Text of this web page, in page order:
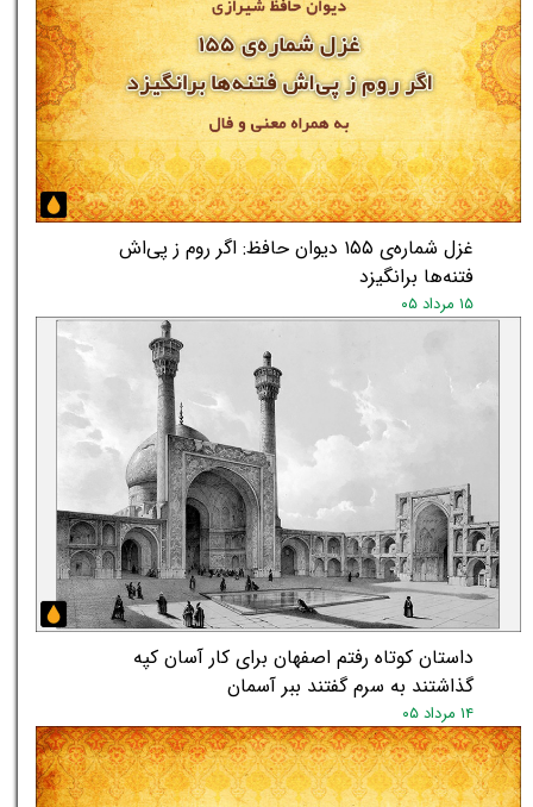
★
غزل شماره‌ی ۱۵۵ دیوان حافظ: اگر روم ز پی‌اش
فتنه‌ها برانگیزد
۱۵ مرداد ۰۵
داستان کوتاه رفتم اصفهان برای کار آسان کپه
گذاشتند به سرم گفتند ببر آسمان
۱۴ مرداد ۰۵